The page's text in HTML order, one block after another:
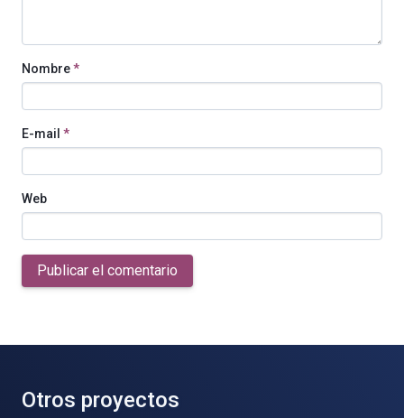
Nombre*
E-mail *
Web
Publicar el comentario
Otros proyectos